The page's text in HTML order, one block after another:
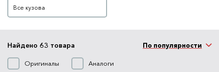
Все кузова
Найдено 63 товара
Оригиналы Аналоги
По популярности